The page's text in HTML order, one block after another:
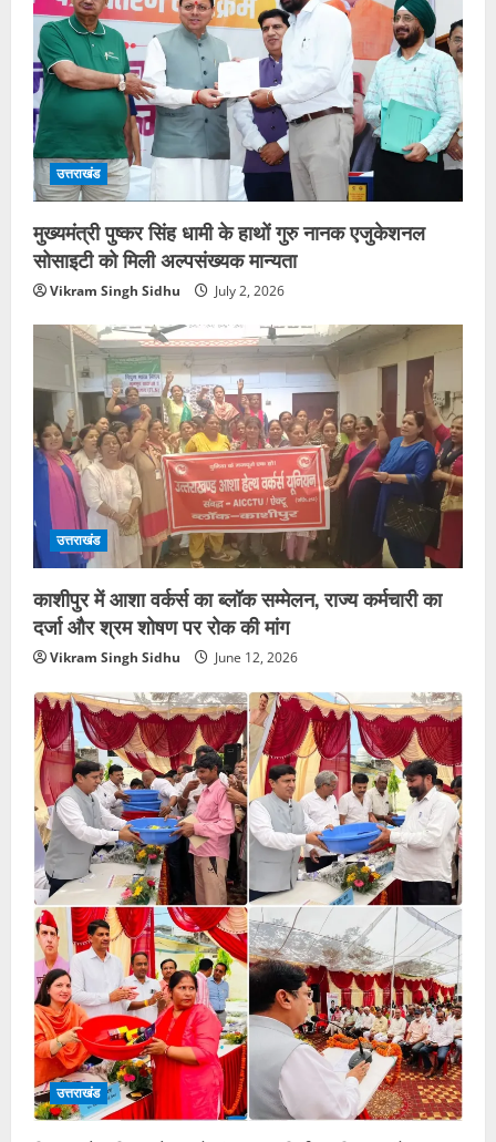
उत्तराखंड
मुख्यमंत्री पुष्कर सिंह धामी के हाथों गुरु नानक एजुकेशनल
सोसाइटी को मिली अल्पसंख्यक मान्यता
Vikram Singh Sidhu July 2, 2026
उत्तराखंड
काशीपुर में आशा वर्कर्स का ब्लॉक सम्मेलन, राज्य कर्मचारी का
दर्जा और श्रम शोषण पर रोक की मांग
Vikram Singh Sidhu June 12, 2026
उत्तराखंड